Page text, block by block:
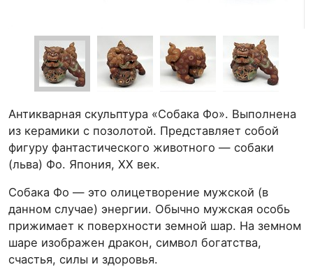
Антикварная скульптура «Собака Фо». Выполнена
из керамики с позолотой. Представляет собой
фигуру фантастического животного — собаки
(льва) Фо. Япония, ХХ век.
Собака Фо — это олицетворение мужской (в
данном случае) энергии. Обычно мужская особь
прижимает к поверхности земной шар. На земном
шаре изображен дракон, символ богатства,
счастья, силы и здоровья.